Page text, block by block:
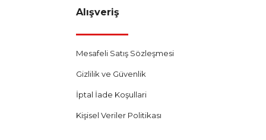
Alışveriş
Mesafeli Satış Sözleşmesi
Gizlilik ve Güvenlik
İptal İade Koşullari
Kişisel Veriler Politikası